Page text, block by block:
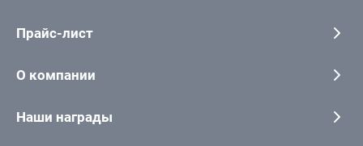
Прайс-лист
О компании
Наши награды